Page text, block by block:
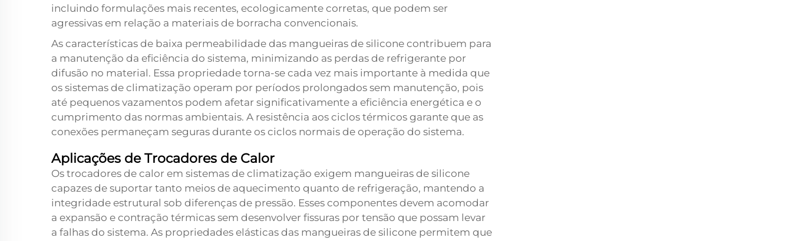
incluindo formulações mais recentes, ecologicamente corretas, que podem ser
agressivas em relação a materiais de borracha convencionais.
As características de baixa permeabilidade das mangueiras de silicone contribuem para
a manutenção da eficiência do sistema, minimizando as perdas de refrigerante por
difusão no material. Essa propriedade torna-se cada vez mais importante à medida que
os sistemas de climatização operam por períodos prolongados sem manutenção, pois
até pequenos vazamentos podem afetar significativamente a eficiência energética e o
cumprimento das normas ambientais. A resistência aos ciclos térmicos garante que as
conexões permaneçam seguras durante os ciclos normais de operação do sistema.
Aplicações de Trocadores de Calor
Os trocadores de calor em sistemas de climatização exigem mangueiras de silicone
capazes de suportar tanto meios de aquecimento quanto de refrigeração, mantendo a
integridade estrutural sob diferenças de pressão. Esses componentes devem acomodar
a expansão e contração térmicas sem desenvolver fissuras por tensão que possam levar
a falhas do sistema. As propriedades elásticas das mangueiras de silicone permitem que